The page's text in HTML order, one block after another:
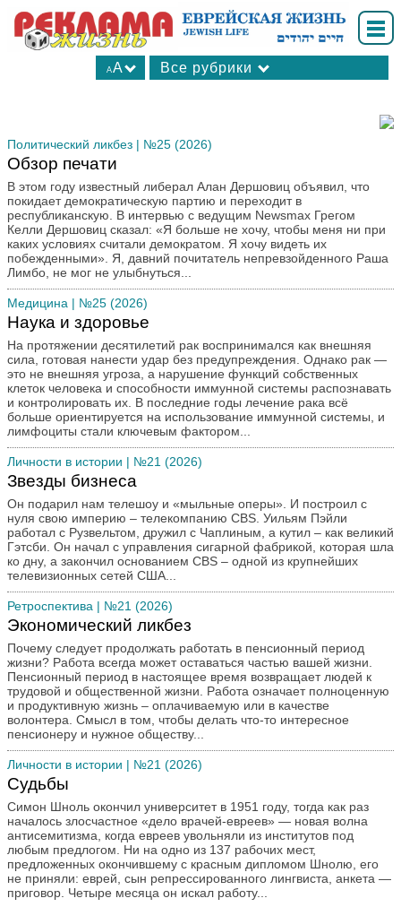
AA
А
Все рубрики
Вопрос-ответ
Интересные факты
Калейдоскоп
Книжные новинки
Культхроники
Личности в истории
Мода
Молодежная страница
Новости
Письмо в редакцию
По страницам романа
Политический ликбез
Путешествия
Ретроспектива
Спорт
Творчество наших читателей
Театр и кино
Трибуна
Юмор
Политический ликбез | №25 (2026)
Обзор печати
В этом году известный либерал Алан Дершовиц объявил, что
покидает демократическую партию и переходит в
республиканскую. В интервью с ведущим Newsmax Грегом
Келли Дершовиц сказал: «Я больше не хочу, чтобы меня ни при
каких условиях считали демократом. Я хочу видеть их
побежденными». Я, давний почитатель непревзойденного Раша
Лимбо, не мог не улыбнуться...
Медицина | №25 (2026)
Наука и здоровье
На протяжении десятилетий рак воспринимался как внешняя
сила, готовая нанести удар без предупреждения. Однако рак —
это не внешняя угроза, а нарушение функций собственных
клеток человека и способности иммунной системы распознавать
и контролировать их. В последние годы лечение рака всё
больше ориентируется на использование иммунной системы, и
лимфоциты стали ключевым фактором...
Личности в истории | №21 (2026)
Звезды бизнеса
Он подарил нам телешоу и «мыльные оперы». И построил с
нуля свою империю – телекомпанию CBS. Уильям Пэйли
работал с Рузвельтом, дружил с Чаплиным, а кутил – как великий
Гэтсби. Он начал с управления сигарной фабрикой, которая шла
ко дну, а закончил основанием CBS – одной из крупнейших
телевизионных сетей США...
Ретроспектива | №21 (2026)
Экономический ликбез
Почему следует продолжать работать в пенсионный период
жизни? Работа всегда может оставаться частью вашей жизни.
Пенсионный период в настоящее время возвращает людей к
трудовой и общественной жизни. Работа означает полноценную
и продуктивную жизнь – оплачиваемую или в качестве
волонтера. Смысл в том, чтобы делать что-то интересное
пенсионеру и нужное обществу...
Личности в истории | №21 (2026)
Судьбы
Симон Шноль окончил университет в 1951 году, тогда как раз
началось злосчастное «дело врачей-евреев» — новая волна
антисемитизма, когда евреев увольняли из институтов под
любым предлогом. Ни на одно из 137 рабочих мест,
предложенных окончившему с красным дипломом Шнолю, его
не приняли: еврей, сын репрессированного лингвиста, анкета —
приговор. Четыре месяца он искал работу...